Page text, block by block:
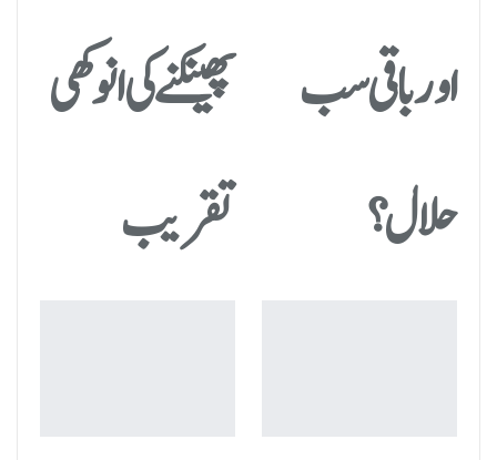
اور باقی سب
حلال؟
پھینکنے کی انوکھی
تقریب